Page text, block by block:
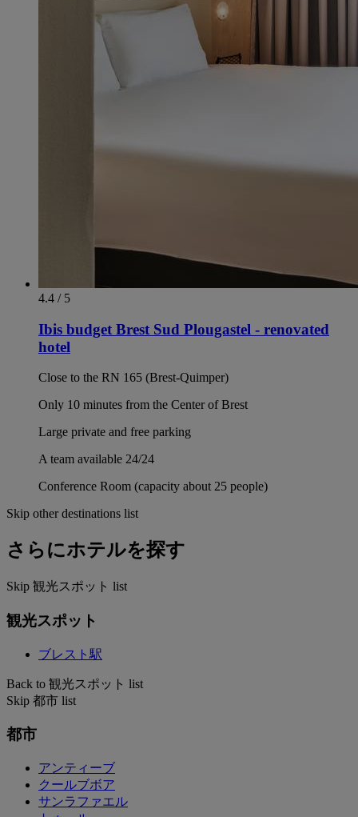
4.4 / 5
Ibis budget Brest Sud Plougastel - renovated
hotel
Close to the RN 165 (Brest-Quimper)
Only 10 minutes from the Center of Brest
Large private and free parking
A team available 24/24
Conference Room (capacity about 25 people)
Skip other destinations list
さらにホテルを探す
Skip 観光スポット list
観光スポット
ブレスト駅
Back to 観光スポット list
Skip 都市 list
都市
アンティーブ
クールブボア
サンラファエル